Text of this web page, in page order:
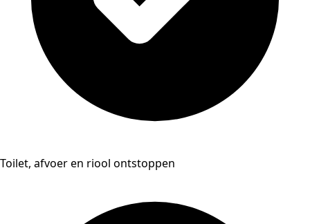
Toilet, afvoer en riool ontstoppen